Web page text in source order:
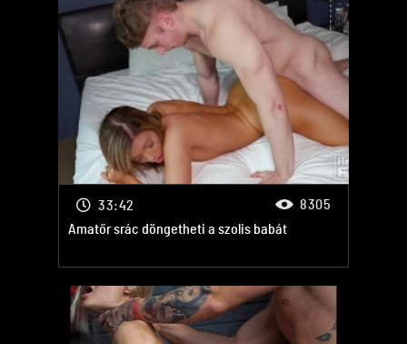
Amatőr srác döngetheti a szolis babát
33:42 8305